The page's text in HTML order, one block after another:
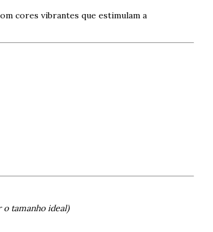
cores vibrantes que estimulam a
o tamanho ideal)